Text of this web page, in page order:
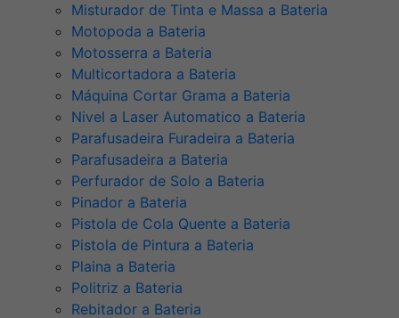
Misturador de Tinta e Massa a Bateria
Motopoda a Bateria
Motosserra a Bateria
Multicortadora a Bateria
Máquina Cortar Grama a Bateria
Nivel a Laser Automatico a Bateria
Parafusadeira Furadeira a Bateria
Parafusadeira a Bateria
Perfurador de Solo a Bateria
Pinador a Bateria
Pistola de Cola Quente a Bateria
Pistola de Pintura a Bateria
Plaina a Bateria
Politriz a Bateria
Rebitador a Bateria